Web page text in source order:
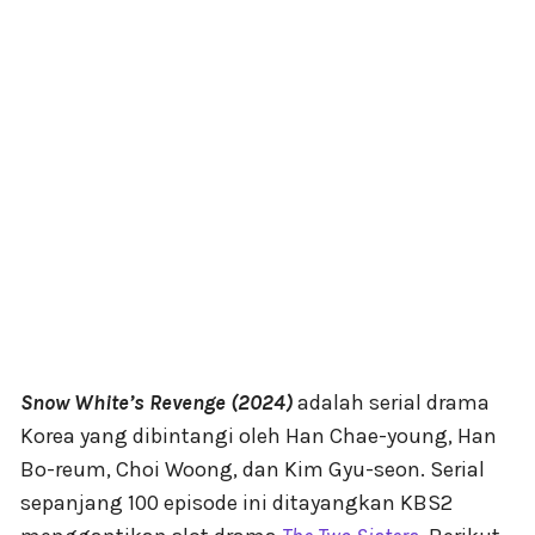
Snow White’s Revenge (2024)adalah serial drama
Korea yang dibintangi oleh Han Chae-young, Han
Bo-reum, Choi Woong, dan Kim Gyu-seon. Serial
sepanjang 100 episode ini ditayangkan KBS2